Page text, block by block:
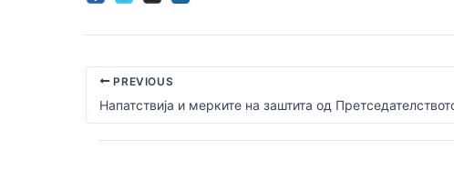
PREVIOUS